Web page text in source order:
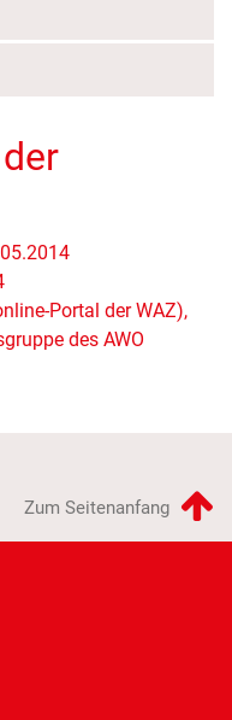
Portal der WAZ),
des AWO
Zum Seitenanfang